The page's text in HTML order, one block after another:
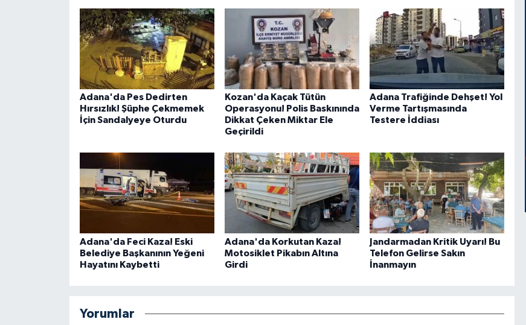
Adana'da Pes Dedirten
Hırsızlık! Şüphe Çekmemek
İçin Sandalyeye Oturdu
Kozan'da Kaçak Tütün
Operasyonu! Polis Baskınında
Dikkat Çeken Miktar Ele
Geçirildi
Adana Trafiğinde Dehşet! Yol
Verme Tartışmasında
Testere İddiası
Adana'da Feci Kaza! Eski
Belediye Başkanının Yeğeni
Hayatını Kaybetti
Adana'da Korkutan Kaza!
Motosiklet Pikabın Altına
Girdi
Jandarmadan Kritik Uyarı! Bu
Telefon Gelirse Sakın
İnanmayın
Yorumlar